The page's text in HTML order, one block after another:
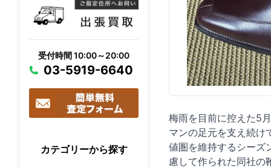
受付時間 10:00～20:00
03-5919-6640
カテゴリーから探す
梅雨を目前に控えた5
マンの足元を支え続け
値圏を維持するシーズ
慮して作られた同社の